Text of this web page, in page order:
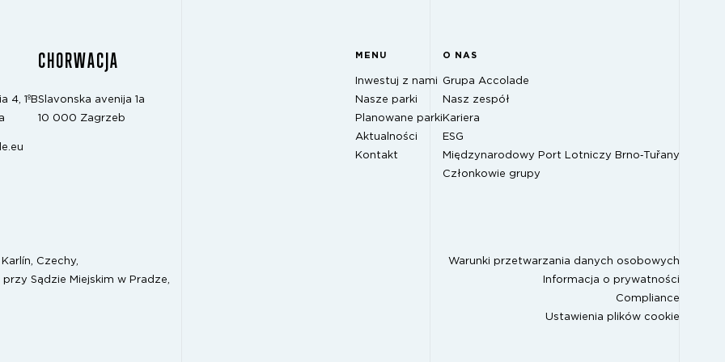
4, 1ºB
CHORWACJA
Slavonska avenija 1a
10 000 Zagrzeb
MENU
Inwestuj z nami
Nasze parki
Planowane parki
Aktualności
Kontakt
O NAS
Grupa Accolade
Nasz zespół
Kariera
ESG
Międzynarodowy Port Lotniczy Brno‑Tuřany
Członkowie grupy
Czechy,
Sądzie Miejskim w Pradze,
Warunki przetwarzania danych osobowych
Informacja o prywatności
Compliance
Ustawienia plików cookie